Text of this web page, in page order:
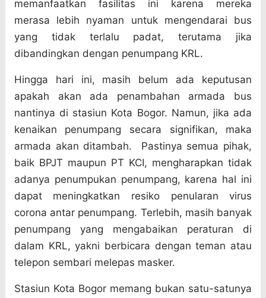
memanfaatkan fasilitas ini karena mereka
merasa lebih nyaman untuk mengendarai bus
yang tidak terlalu padat, terutama jika
dibandingkan dengan penumpang KRL.
Hingga hari ini, masih belum ada keputusan
apakah akan ada penambahan armada bus
nantinya di stasiun Kota Bogor. Namun, jika ada
kenaikan penumpang secara signifikan, maka
armada akan ditambah.
Pastinya semua pihak,
baik BPJT maupun PT KCI, mengharapkan tidak
adanya penumpukan penumpang, karena hal ini
dapat meningkatkan resiko penularan virus
corona antar penumpang. Terlebih, masih banyak
penumpang yang mengabaikan peraturan di
dalam KRL, yakni berbicara dengan teman atau
telepon sembari melepas masker.
Stasiun Kota Bogor memang bukan satu-satunya